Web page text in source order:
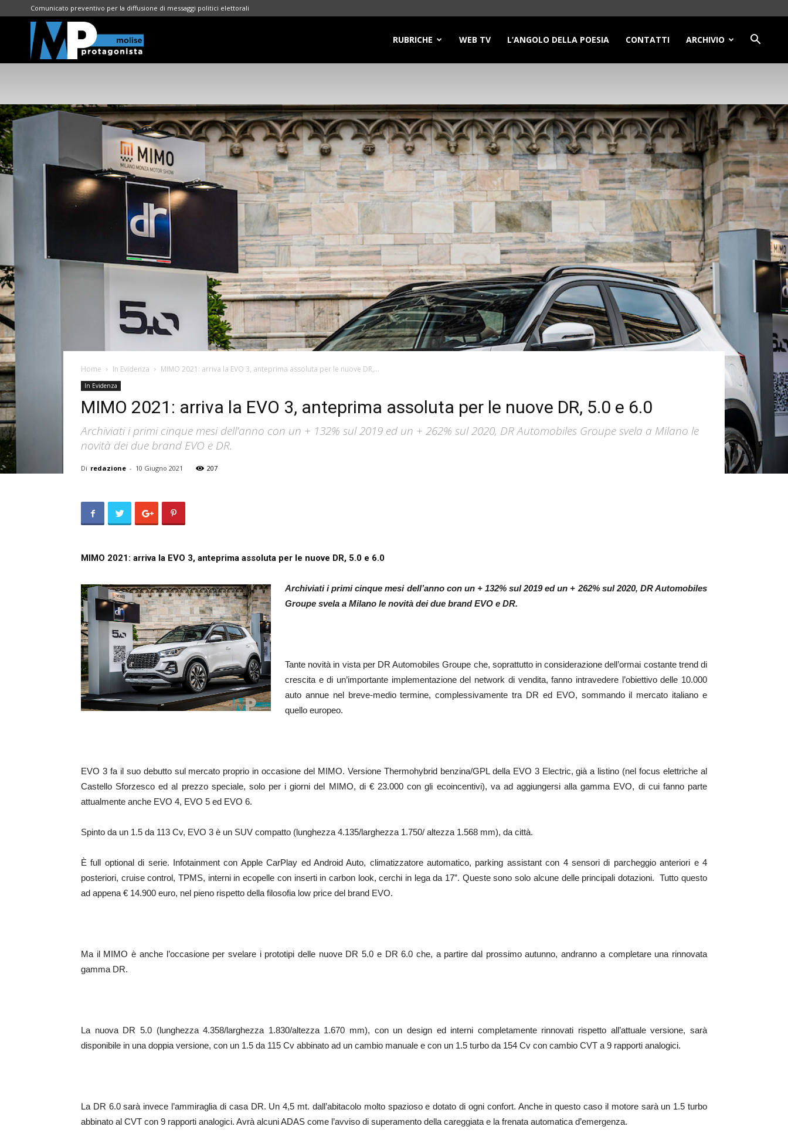
Comunicato preventivo per la diffusione di messaggi politici elettorali
RUBRICHE WEB TV L’ANGOLO DELLA POESIA CONTATTI ARCHIVIO
Home In Evidenza MIMO 2021: arriva la EVO 3, anteprima assoluta per le nuove DR,...
In Evidenza
MIMO 2021: arriva la EVO 3, anteprima assoluta per le nuove DR, 5.0 e 6.0
Archiviati i primi cinque mesi dell’anno con un + 132% sul 2019 ed un + 262% sul 2020, DR Automobiles Groupe svela a Milano le
novità dei due brand EVO e DR.
Di redazione - 10 Giugno 2021 207
MIMO 2021: arriva la EVO 3, anteprima assoluta per le nuove DR, 5.0 e 6.0
Archiviati i primi cinque mesi dell’anno con un + 132% sul 2019 ed un + 262% sul 2020, DR Automobiles
Groupe svela a Milano le novità dei due brand EVO e DR.
Tante novità in vista per DR Automobiles Groupe che, soprattutto in considerazione dell’ormai costante trend di
crescita e di un’importante implementazione del network di vendita, fanno intravedere l’obiettivo delle 10.000
auto annue nel breve-medio termine, complessivamente tra DR ed EVO, sommando il mercato italiano e
quello europeo.
EVO 3 fa il suo debutto sul mercato proprio in occasione del MIMO. Versione Thermohybrid benzina/GPL della EVO 3 Electric, già a listino (nel focus elettriche al
Castello Sforzesco ed al prezzo speciale, solo per i giorni del MIMO, di € 23.000 con gli ecoincentivi), va ad aggiungersi alla gamma EVO, di cui fanno parte
attualmente anche EVO 4, EVO 5 ed EVO 6.
Spinto da un 1.5 da 113 Cv, EVO 3 è un SUV compatto (lunghezza 4.135/larghezza 1.750/ altezza 1.568 mm), da città.
È full optional di serie. Infotainment con Apple CarPlay ed Android Auto, climatizzatore automatico, parking assistant con 4 sensori di parcheggio anteriori e 4
posteriori, cruise control, TPMS, interni in ecopelle con inserti in carbon look, cerchi in lega da 17”. Queste sono solo alcune delle principali dotazioni. Tutto questo
ad appena € 14.900 euro, nel pieno rispetto della filosofia low price del brand EVO.
Ma il MIMO è anche l’occasione per svelare i prototipi delle nuove DR 5.0 e DR 6.0 che, a partire dal prossimo autunno, andranno a completare una rinnovata
gamma DR.
La nuova DR 5.0 (lunghezza 4.358/larghezza 1.830/altezza 1.670 mm), con un design ed interni completamente rinnovati rispetto all’attuale versione, sarà
disponibile in una doppia versione, con un 1.5 da 115 Cv abbinato ad un cambio manuale e con un 1.5 turbo da 154 Cv con cambio CVT a 9 rapporti analogici.
La DR 6.0 sarà invece l’ammiraglia di casa DR. Un 4,5 mt. dall’abitacolo molto spazioso e dotato di ogni confort. Anche in questo caso il motore sarà un 1.5 turbo
abbinato al CVT con 9 rapporti analogici. Avrà alcuni ADAS come l’avviso di superamento della careggiata e la frenata automatica d’emergenza.